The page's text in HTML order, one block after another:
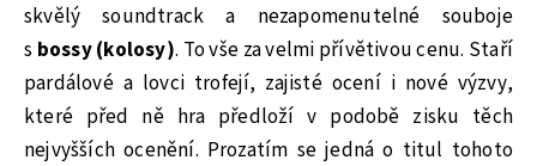
skvělý soundtrack a nezapomenutelné souboje
s bossy (kolosy). To vše za velmi přívětivou cenu. Staří
pardálové a lovci trofejí, zajisté ocení i nové výzvy,
které před ně hra předloží v podobě zisku těch
nejvyšších ocenění. Prozatím se jedná o titul tohoto